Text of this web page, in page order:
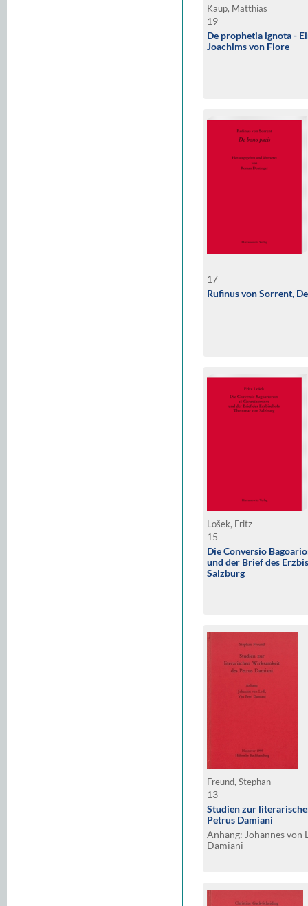
Kaup, Matthias
19
De prophetia ignota -
Joachims von Fiore
17
Rufinus von Sorrent,
Lošek, Fritz
15
Die Conversio
und der Brief des
Salzburg
Freund, Stephan
13
Studien zur
Petrus Damiani
Anhang: Johannes von
Damiani